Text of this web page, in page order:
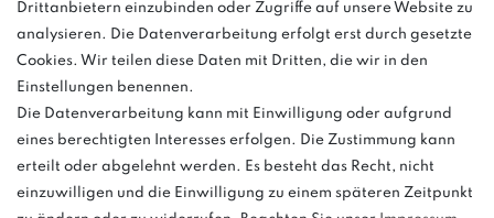
Anrufe aus dem dt. Festnetz zum Ortstarif, Preise aus dem Mobilfunknetz
ggf. abweichend (abhängig vom Provider).
und
weitere.
Drittanbietern einzubinden oder Zugriffe auf unsere Website zu
analysieren. Die Datenverarbeitung erfolgt erst durch gesetzte
Cookies. Wir teilen diese Daten mit Dritten, die wir in den
Einstellungen benennen.
Die Datenverarbeitung kann mit Einwilligung oder aufgrund
eines berechtigten Interesses erfolgen. Die Zustimmung kann
erteilt oder abgelehnt werden. Es besteht das Recht, nicht
einzuwilligen und die Einwilligung zu einem späteren Zeitpunkt